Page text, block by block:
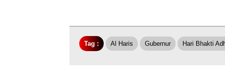
Tag : Al Haris Gubernur Hari Bhakti